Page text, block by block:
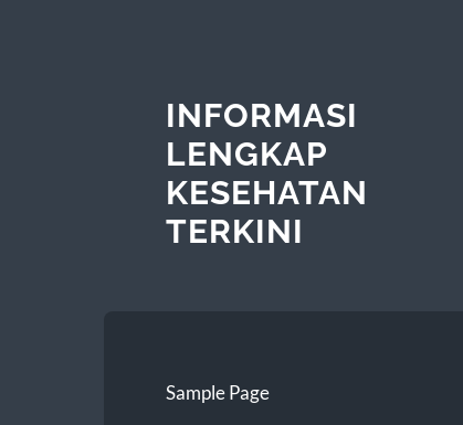
INFORMASI
LENGKAP
KESEHATAN
TERKINI
Sample Page